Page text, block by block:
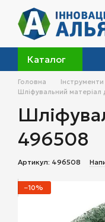
Перейти до
Каталог
Головна
Шліфувальний матеріал
496508
Артикул: 496508
−10%